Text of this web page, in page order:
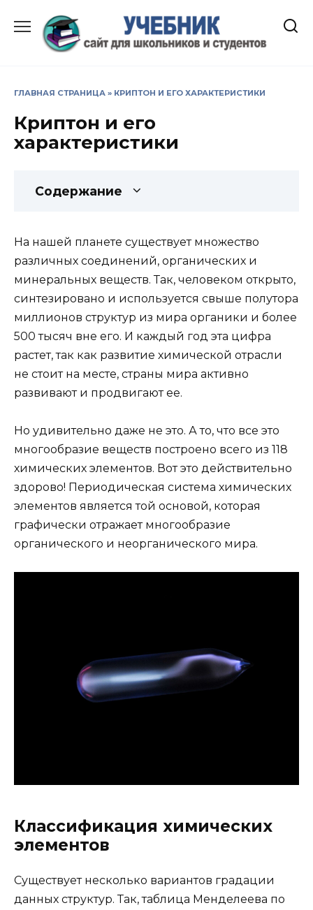
содержанию
ГЛАВНАЯ СТРАНИЦА » КРИПТОН И ЕГО ХАРАКТЕРИСТИКИ
Криптон и его
характеристики
Содержание
На нашей планете существует множество
различных соединений, органических и
минеральных веществ. Так, человеком открыто,
синтезировано и используется свыше полутора
миллионов структур из мира органики и более
500 тысяч вне его. И каждый год эта цифра
растет, так как развитие химической отрасли
не стоит на месте, страны мира активно
развивают и продвигают ее.
Но удивительно даже не это. А то, что все это
многообразие веществ построено всего из 118
химических элементов. Вот это действительно
здорово! Периодическая система химических
элементов является той основой, которая
графически отражает многообразие
органического и неорганического мира.
Классификация химических
элементов
Существует несколько вариантов градации
данных структур. Так, таблица Менделеева по